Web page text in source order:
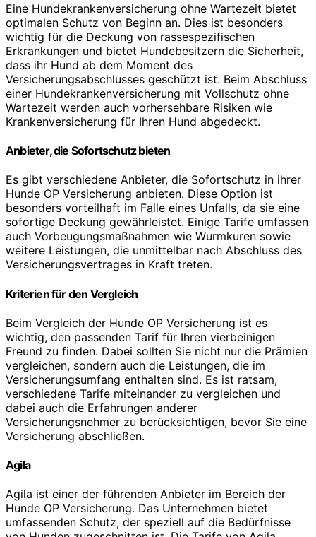
Eine Hundekrankenversicherung ohne Wartezeit bietet
optimalen Schutz von Beginn an. Dies ist besonders
wichtig für die Deckung von rassespezifischen
Erkrankungen und bietet Hundebesitzern die Sicherheit,
dass ihr Hund ab dem Moment des
Versicherungsabschlusses geschützt ist. Beim Abschluss
einer Hundekrankenversicherung mit Vollschutz ohne
Wartezeit werden auch vorhersehbare Risiken wie
Krankenversicherung für Ihren Hund abgedeckt.
Anbieter, die Sofortschutz bieten
Es gibt verschiedene Anbieter, die Sofortschutz in ihrer
Hunde OP Versicherung anbieten. Diese Option ist
besonders vorteilhaft im Falle eines Unfalls, da sie eine
sofortige Deckung gewährleistet. Einige Tarife umfassen
auch Vorbeugungsmaßnahmen wie Wurmkuren sowie
weitere Leistungen, die unmittelbar nach Abschluss des
Versicherungsvertrages in Kraft treten.
Kriterien für den Vergleich
Beim Vergleich der Hunde OP Versicherung ist es
wichtig, den passenden Tarif für Ihren vierbeinigen
Freund zu finden. Dabei sollten Sie nicht nur die Prämien
vergleichen, sondern auch die Leistungen, die im
Versicherungsumfang enthalten sind. Es ist ratsam,
verschiedene Tarife miteinander zu vergleichen und
dabei auch die Erfahrungen anderer
Versicherungsnehmer zu berücksichtigen, bevor Sie eine
Versicherung abschließen.
Agila
Agila ist einer der führenden Anbieter im Bereich der
Hunde OP Versicherung. Das Unternehmen bietet
umfassenden Schutz, der speziell auf die Bedürfnisse